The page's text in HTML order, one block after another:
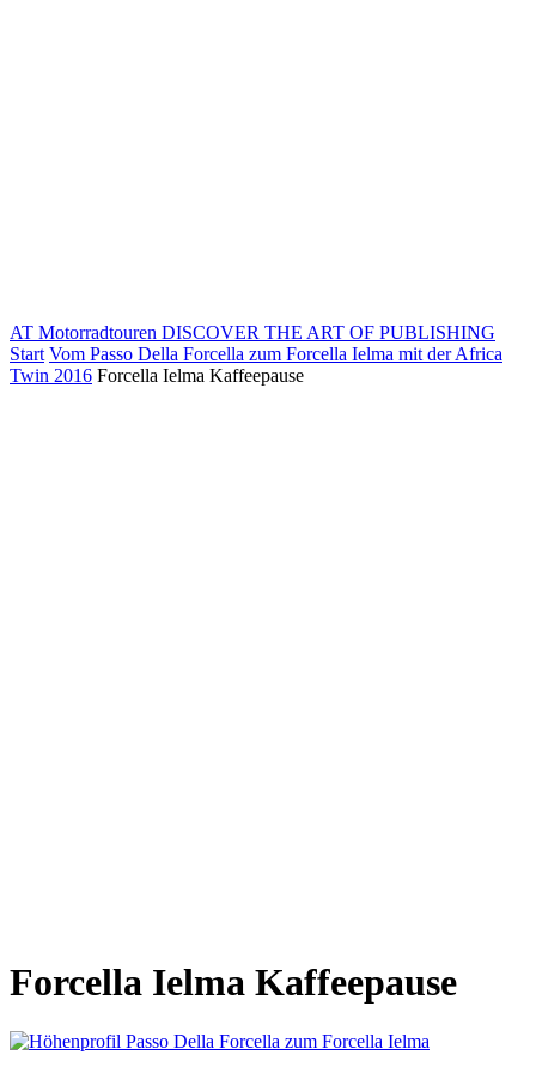
AT Motorradtouren DISCOVER THE ART OF PUBLISHING
Start Vom Passo Della Forcella zum Forcella Ielma mit der Africa
Twin 2016 Forcella Ielma Kaffeepause
Forcella Ielma Kaffeepause